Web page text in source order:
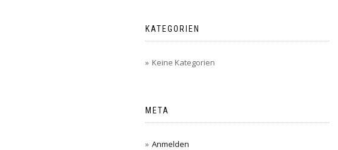
KATEGORIEN
Keine Kategorien
META
Anmelden